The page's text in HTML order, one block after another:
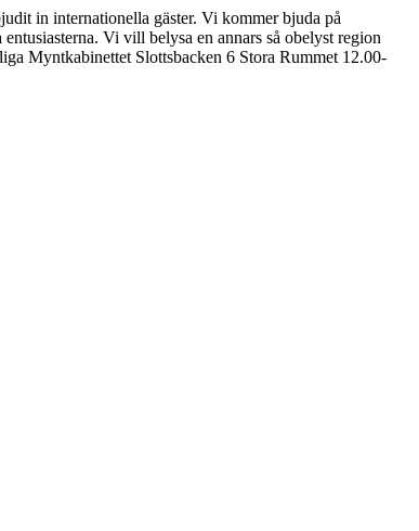
in internationella gäster. Vi kommer bjuda på
Vi vill belysa en annars så obelyst region
Myntkabinettet Slottsbacken 6 Stora Rummet 12.00-